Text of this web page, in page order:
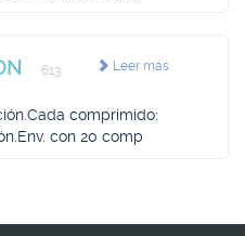
Leer más
613
comprimido:
con 20 comp